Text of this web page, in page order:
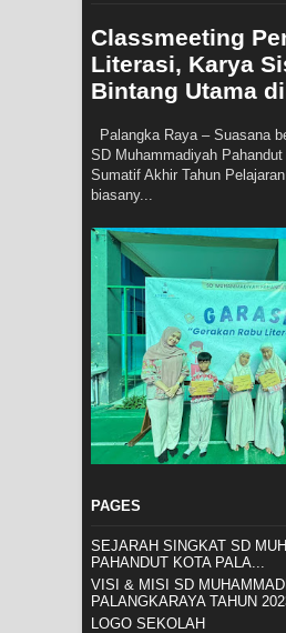
Classmeeting
Literasi, Karya
Bintang Utama
Palangka Raya – Suasana
SD Muhammadiyah
Sumatif Akhir Tahun
biasany...
PAGES
SEJARAH SINGKAT SD
PAHANDUT KOTA PALA...
VISI & MISI SD
PALANGKARAYA TAHUN
LOGO SEKOLAH